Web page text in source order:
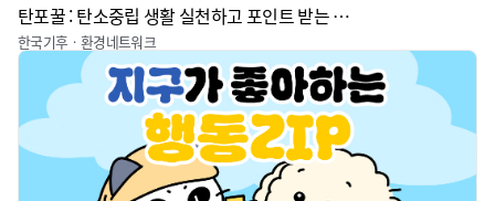
탄포꿀 : 탄소중립 생활 실천하고 포인트 받는 꿀팁
한국기후ㆍ환경네트워크